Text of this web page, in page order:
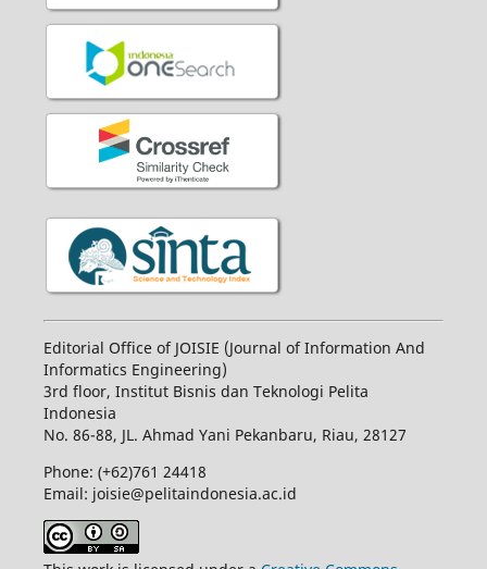
Editorial Office of JOISIE (Journal of Information And
Informatics Engineering)
3rd floor, Institut Bisnis dan Teknologi Pelita
Indonesia
No. 86-88, JL. Ahmad Yani Pekanbaru, Riau, 28127
Phone: (+62)761 24418
Email: joisie@pelitaindonesia.ac.id